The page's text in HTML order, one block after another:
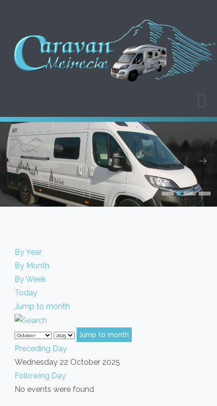
By Year
By Month
By Week
Today
Jump to month
Jump to month
Preceding Day
Wednesday 22 October 2025
Following Day
No events were found